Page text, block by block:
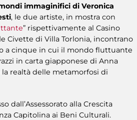
immaginifici di Veronica
, le due artiste, in mostra con
” rispettivamente al Casino
Civette di Villa Torlonia, incontrano
a cinque in cui il mondo fluttuante
in carta giapponese di Anna
realtà delle metamorfosi di
dall’Assessorato alla Crescita
Capitolina ai Beni Culturali.